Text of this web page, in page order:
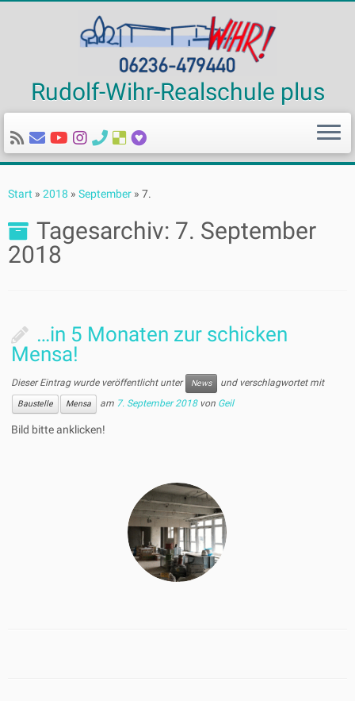
Inhalt
Rudolf-Wihr-Realschule plus
Start » 2018 » September » 7.
Tagesarchiv: 7. September
2018
…in 5 Monaten zur schicken
Mensa!
Dieser Eintrag wurde veröffentlicht unter News und verschlagwortet mit
Baustelle Mensa am 7. September 2018 von Geil
Bild bitte anklicken!